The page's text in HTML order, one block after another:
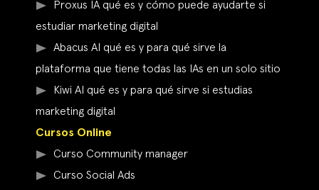
Proxus IA qué es y cómo puede ayudarte si
estudiar marketing digital
Abacus AI qué es y para qué sirve la
plataforma que tiene todas las IAs en un solo sitio
Kiwi AI qué es y para qué sirve si estudias
marketing digital
Cursos Online
Curso Community manager
Curso Social Ads